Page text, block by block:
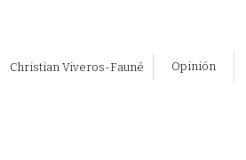
Christian Viveros-Fauné Opinión